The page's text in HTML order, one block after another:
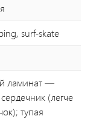
surf-skate
ламинат —
(легче
тупая